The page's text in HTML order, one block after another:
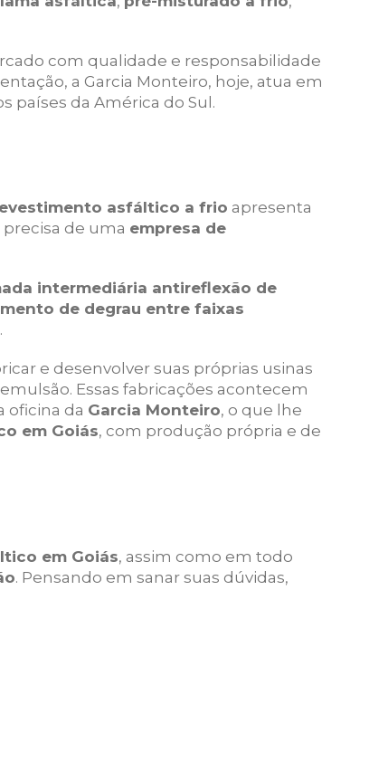
com qualidade e responsabilidade
a Garcia Monteiro, hoje, atua em
países da América do Sul.
asfáltico a frio apresenta
de uma empresa de
intermediária antireflexão de
de degrau entre faixas
e desenvolver suas próprias usinas
Essas fabricações acontecem
oficina da Garcia Monteiro, o que lhe
em Goiás, com produção própria e de
em Goiás, assim como em todo
. Pensando em sanar suas dúvidas,